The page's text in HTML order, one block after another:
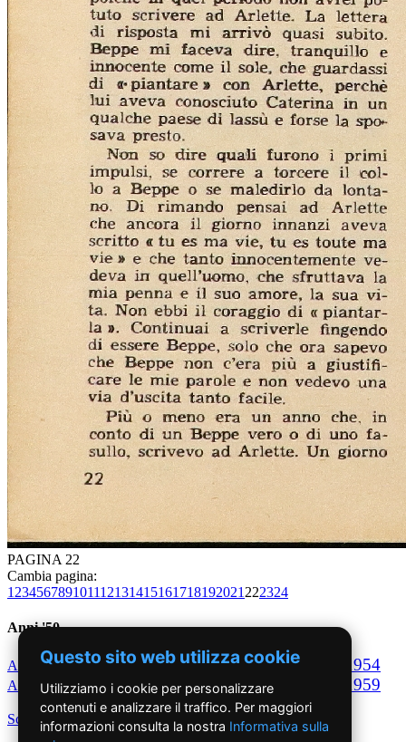
PAGINA 22
Cambia pagina:
1 23456789101112131415161718192021 222324
Anni '50
Anno1950Anno1951 Anno1952 Anno1953 1954
Anno 1955Anno1956 Anno1957Anno1958 1959
Scegli per decennio
Questo sito web utilizza cookie
Utilizziamo i cookie per personalizzare
contenuti e analizzare il traffico. Per maggiori
informazioni consulta la nostra Informativa sulla